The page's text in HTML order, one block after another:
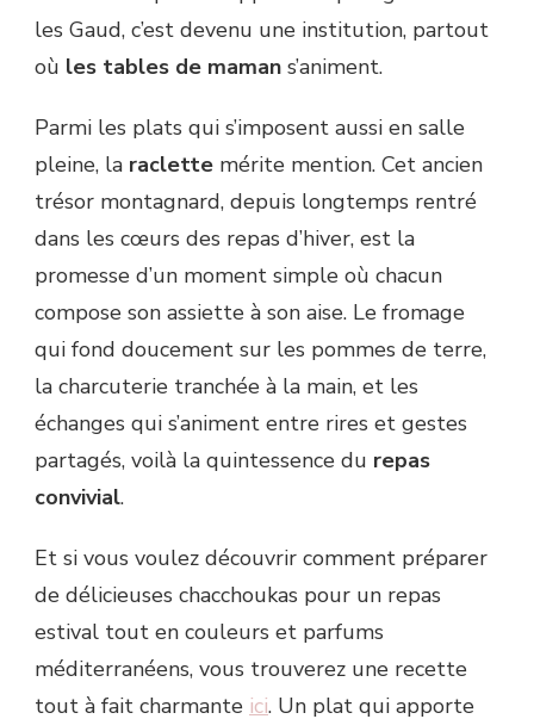
les Gaud, c’est devenu une institution, partout
où les tables de maman s’animent.
Parmi les plats qui s’imposent aussi en salle
pleine, la raclette mérite mention. Cet ancien
trésor montagnard, depuis longtemps rentré
dans les cœurs des repas d’hiver, est la
promesse d’un moment simple où chacun
compose son assiette à son aise. Le fromage
qui fond doucement sur les pommes de terre,
la charcuterie tranchée à la main, et les
échanges qui s’animent entre rires et gestes
partagés, voilà la quintessence du repas
convivial.
Et si vous voulez découvrir comment préparer
de délicieuses chacchoukas pour un repas
estival tout en couleurs et parfums
méditerranéens, vous trouverez une recette
tout à fait charmante ici. Un plat qui apporte